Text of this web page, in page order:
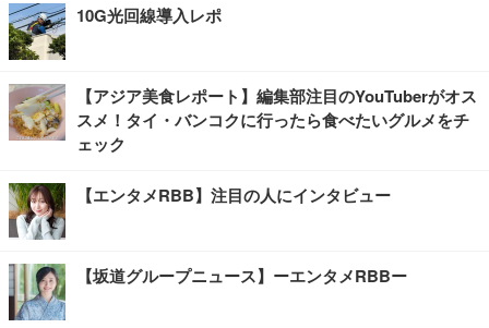
10G光回線導入レポ
【アジア美食レポート】編集部注目のYouTuberがオス
スメ！タイ・バンコクに行ったら食べたいグルメをチ
ェック
【エンタメRBB】注目の人にインタビュー
【坂道グループニュース】ーエンタメRBBー